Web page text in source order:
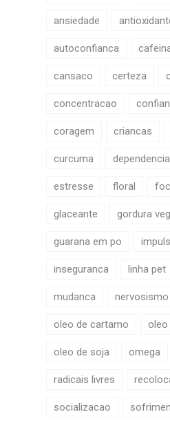
ansiedade
autoconfianca
cansaco certeza
concentracao
coragem criancas
curcuma dependencia
estresse floral
glaceante gordura
guarana em po
inseguranca linha pet
mudanca nervosismo
oleo de cartamo oleo
oleo de soja omega
radicais livres
socializacao